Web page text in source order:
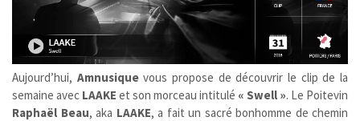
Aujourd’hui, Amnusiquevous propose de découvrir le clip de la
semaine avec LAAKE et son morceau intitulé « Swell ». Le Poitevin
Raphaël Beau, aka LAAKE, a fait un sacré bonhomme de chemin